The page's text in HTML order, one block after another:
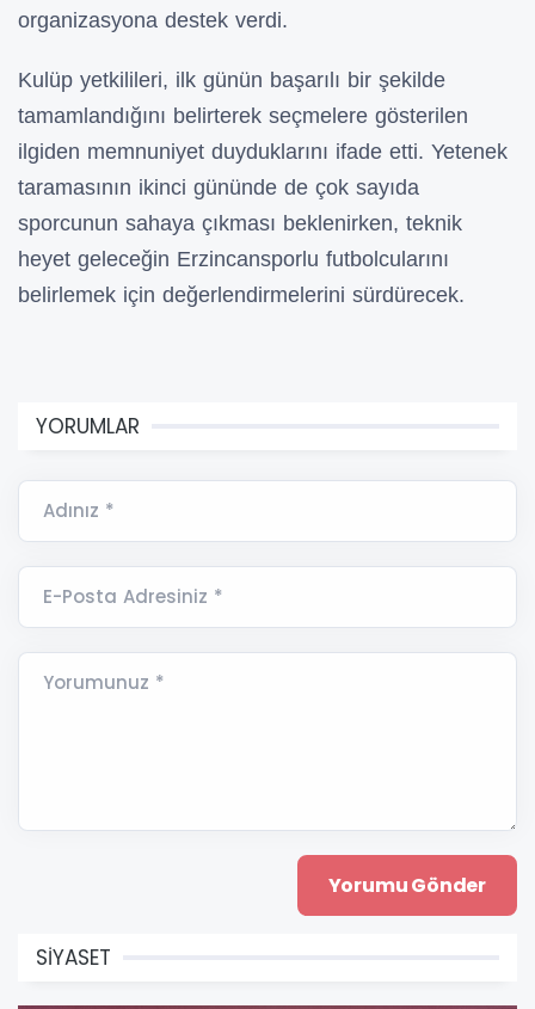
organizasyona destek verdi.
Kulüp yetkilileri, ilk günün başarılı bir şekilde
tamamlandığını belirterek seçmelere gösterilen
ilgiden memnuniyet duyduklarını ifade etti. Yetenek
taramasının ikinci gününde de çok sayıda
sporcunun sahaya çıkması beklenirken, teknik
heyet geleceğin Erzincansporlu futbolcularını
belirlemek için değerlendirmelerini sürdürecek.
YORUMLAR
Adınız *
E-Posta Adresiniz *
Yorumunuz *
SİYASET